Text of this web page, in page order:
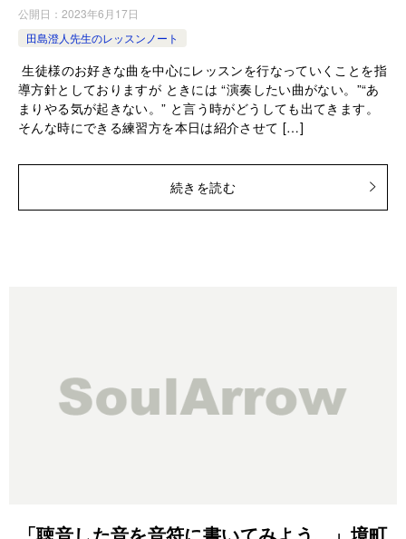
公開日： 2023年6月17日
田島澄人先生のレッスンノート
生徒様のお好きな曲を中心にレッスンを行なっていくことを指
導方針としておりますが ときには “演奏したい曲がない。”“あ
まりやる気が起きない。” と言う時がどうしても出てきます。
そんな時にできる練習方を本日は紹介させて […]
続きを読む